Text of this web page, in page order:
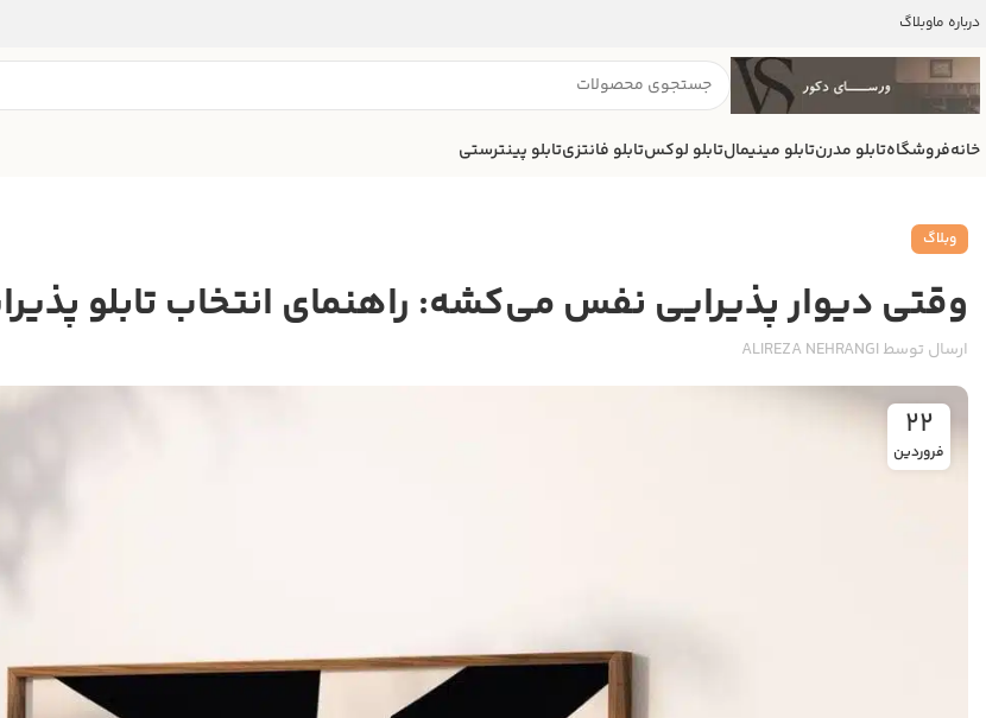
درباره ماوبلاگ
خانهفروشگاهتابلو مدرنتابلو مینیمالتابلو لوکستابلو فانتزیتابلو پینترستی
وبلاگ
وقتی دیوار پذیرایی نفس می‌کشه: راهنمای انتخاب تابلو
ارسال توسط ALIREZA NEHRANGI
22
فروردین